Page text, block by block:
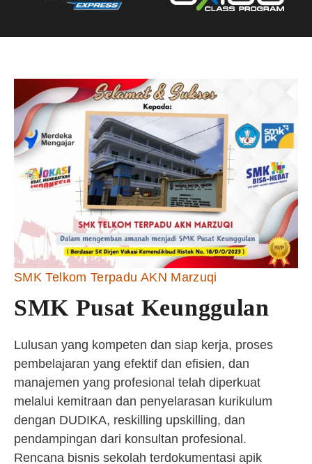
SMK Telkom Terpadu AKN Marzuqi
SMK Pusat Keunggulan
Lulusan yang kompeten dan siap kerja, proses
pembelajaran yang efektif dan efisien, dan
manajemen yang profesional telah diperkuat
melalui kemitraan dan penyelarasan kurikulum
dengan DUDIKA, reskilling upskilling, dan
pendampingan dari konsultan profesional.
Rencana bisnis sekolah terdokumentasi apik